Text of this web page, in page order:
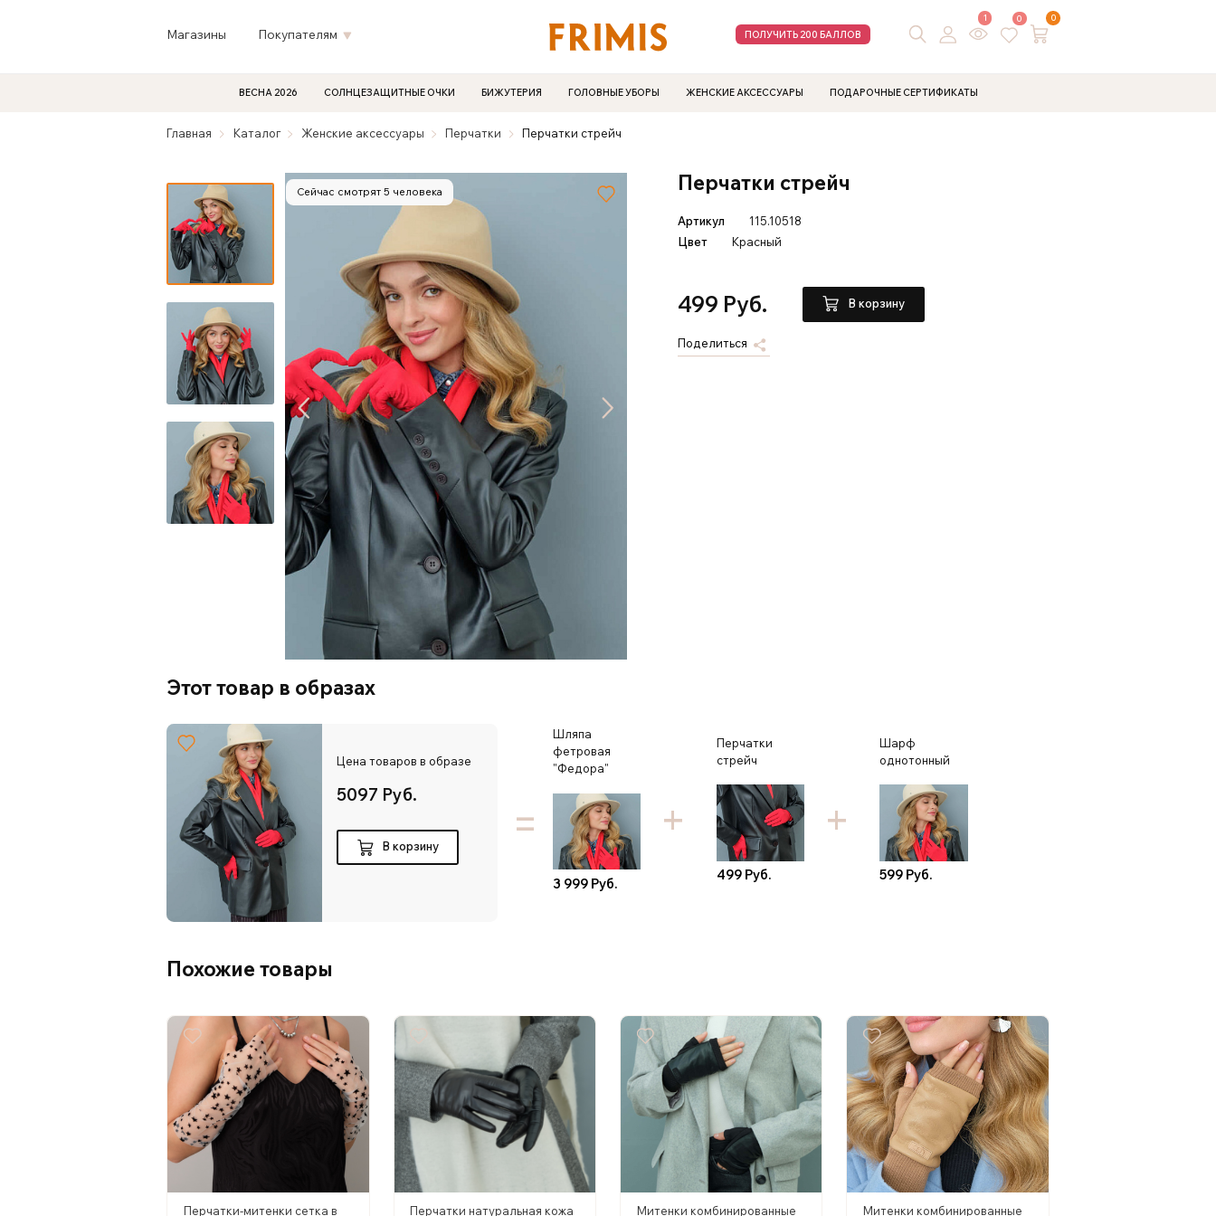
Магазины Покупателям ПОЛУЧИТЬ 200 БАЛЛОВ
1 0 0
ВЕСНА 2026 СОЛНЦЕЗАЩИТНЫЕ ОЧКИ БИЖУТЕРИЯ ГОЛОВНЫЕ УБОРЫ ЖЕНСКИЕ АКСЕССУАРЫ ПОДАРОЧНЫЕ СЕРТИФИКАТЫ
Главная Каталог Женские аксессуары Перчатки Перчатки стрейч
Сейчас смотрят 5 человека Перчатки стрейч
Артикул
115.10518
Цвет
Красный
499 Руб. В корзину
Поделиться
Этот товар в образах
Цена товаров в образе
5097 Руб.
В корзину =
Шляпа
фетровая
"Федора"
3 999 Руб.
Перчатки
стрейч
499 Руб.
Шарф
однотонный
599 Руб.
Похожие товары
Перчатки-митенки сетка в Перчатки натуральная кожа Митенки комбинированные Митенки комбинированные